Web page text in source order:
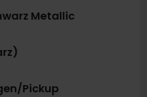
Metallic
Pickup